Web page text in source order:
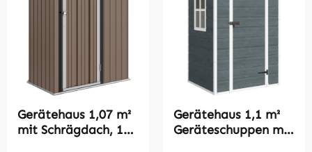
Gerätehaus 1,07 m²
mit Schrägdach, 142
Gerätehaus 1,1 m²
Geräteschuppen mit